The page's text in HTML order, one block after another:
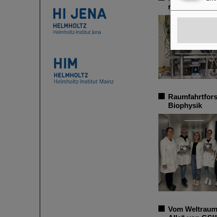
radioaktiven
Biophysik
Vom